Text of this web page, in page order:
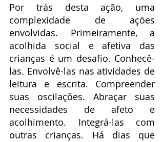
Por trás desta ação, uma
complexidade de ações
envolvidas. Primeiramente, a
acolhida social e afetiva das
crianças é um desafio. Conhecê-
las. Envolvê-las nas atividades de
leitura e escrita. Compreender
suas oscilações. Abraçar suas
necessidades de afeto e
acolhimento. Integrá-las com
outras crianças. Há dias que